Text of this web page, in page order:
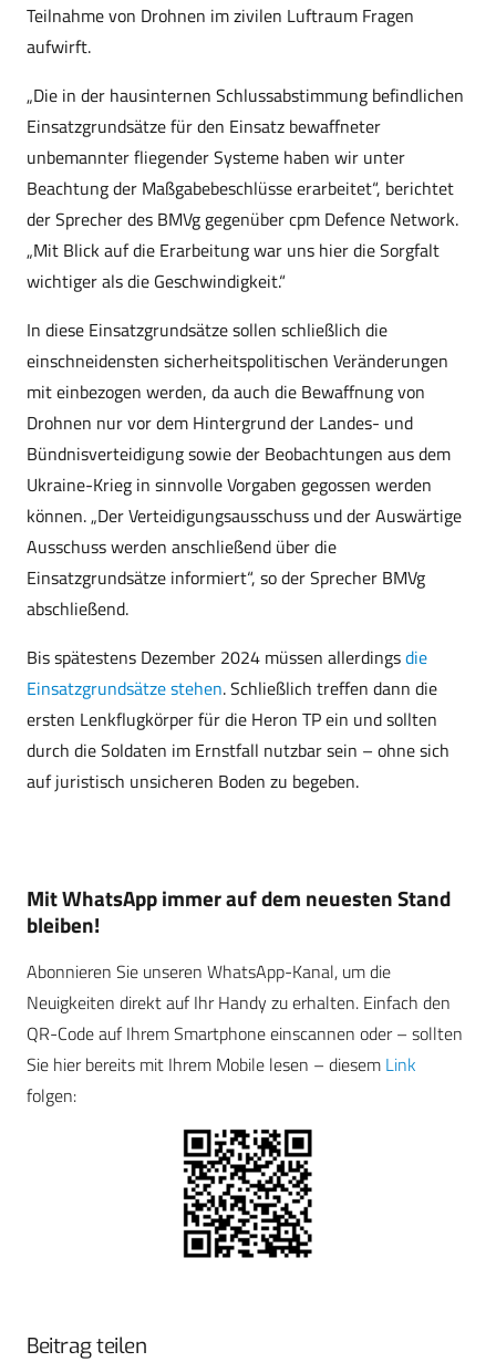
Teilnahme von Drohnen im zivilen Luftraum Fragen
aufwirft.
„Die in der hausinternen Schlussabstimmung befindlichen
Einsatzgrundsätze für den Einsatz bewaffneter
unbemannter fliegender Systeme haben wir unter
Beachtung der Maßgabebeschlüsse erarbeitet“, berichtet
der Sprecher des BMVg gegenüber cpm Defence Network.
„Mit Blick auf die Erarbeitung war uns hier die Sorgfalt
wichtiger als die Geschwindigkeit.“
In diese Einsatzgrundsätze sollen schließlich die
einschneidensten sicherheitspolitischen Veränderungen
mit einbezogen werden, da auch die Bewaffnung von
Drohnen nur vor dem Hintergrund der Landes- und
Bündnisverteidigung sowie der Beobachtungen aus dem
Ukraine-Krieg in sinnvolle Vorgaben gegossen werden
können. „Der Verteidigungsausschuss und der Auswärtige
Ausschuss werden anschließend über die
Einsatzgrundsätze informiert“, so der Sprecher BMVg
abschließend.
Bis spätestens Dezember 2024 müssen allerdingsdie
Einsatzgrundsätze stehen. Schließlich treffen dann die
ersten Lenkflugkörper für die Heron TP ein und sollten
durch die Soldaten im Ernstfall nutzbar sein – ohne sich
auf juristisch unsicheren Boden zu begeben.
Mit WhatsApp immer auf dem neuesten Stand
bleiben!
Abonnieren Sie unseren WhatsApp-Kanal, um die
Neuigkeiten direkt auf Ihr Handy zu erhalten. Einfach den
QR-Code auf Ihrem Smartphone einscannen oder – sollten
Sie hier bereits mit Ihrem Mobile lesen – diesem Link
folgen:
Beitrag teilen